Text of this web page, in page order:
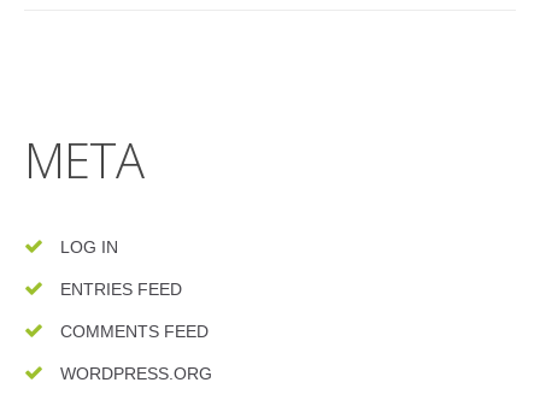
META
LOG IN
ENTRIES FEED
COMMENTS FEED
WORDPRESS.ORG